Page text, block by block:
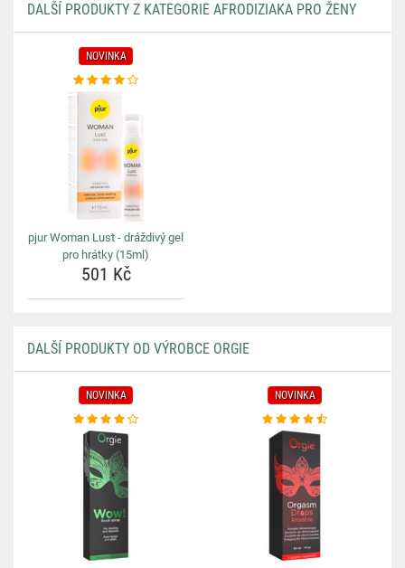
DALŠÍ PRODUKTY Z KATEGORIE AFRODIZIAKA PRO ŽENY
NOVINKA
pjur Woman Lust - dráždivý gel
pro hrátky (15ml)
501 Kč
DALŠÍ PRODUKTY OD VÝROBCE ORGIE
NOVINKA NOVINKA